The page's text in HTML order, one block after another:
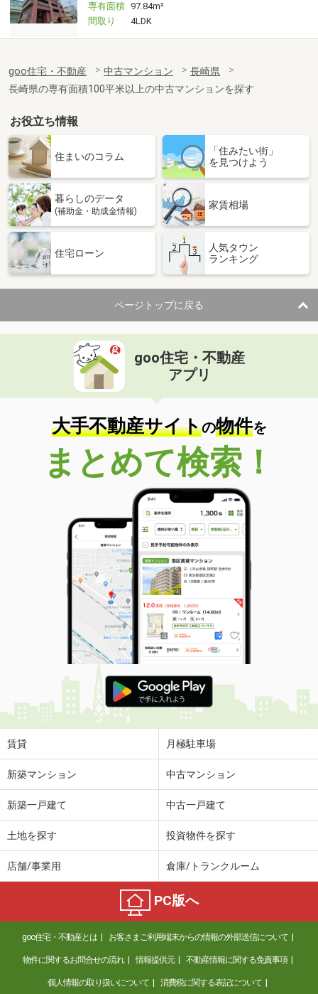
専有面積 97.84m²
間取り
4LDK
goo住宅・不動産 中古マンション
長崎県
長崎県の専有面積100平米以上の中古マンションを探す
お役立ち情報
住まいのコラム
「住みたい街」
を見つけよう
暮らしのデータ
(補助金・助成金情報)
家賃相場
住宅ローン
人気タウン
ランキング
ページトップに戻る
goo住宅・不動産
アプリ
大手不動産サイトの物件を
まとめて検索！
賃貸 月極駐車場
新築マンション 中古マンション
新築一戸建て 中古一戸建て
土地を探す 投資物件を探す
店舗/事業用 倉庫/トランクルーム
PC版へ
goo住宅・不動産とは お客さまご利用端末からの情報の外部送信について
物件に関するお問合せの流れ 情報提供元 不動産情報に関する免責事項
個人情報の取り扱いについて 消費税に関する表記について